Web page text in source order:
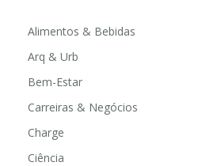
Alimentos & Bebidas
Arq & Urb
Bem-Estar
Carreiras & Negócios
Charge
Ciência